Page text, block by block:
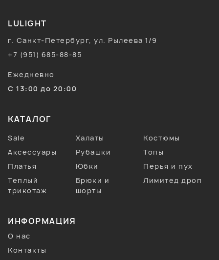
LULIGHT
г. Санкт-Петербург, ул. Рылеева 1/9
+7 (951) 685-88-85
Ежедневно
С 13:00 до 20:00
КАТАЛОГ
Sale Халаты
Костюмы
Аксессуары
Рубашки
Топы
Платья
Юбки
Перья и пух
Теплый
трикотаж
Брюки и
шорты
Лимитед дроп
ИНФОРМАЦИЯ
О нас
Контакты